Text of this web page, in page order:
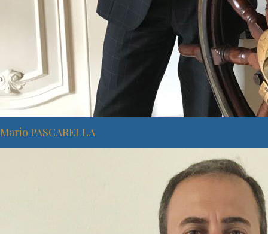
Mario PASCARELLA